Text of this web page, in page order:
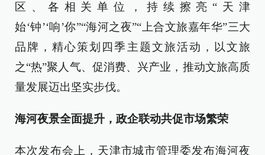
区、各相关单位，持续擦亮“天津
始‘钟’‘响’你”“海河之夜”“上合文旅嘉年华”三大
品牌，精心策划四季主题文旅活动，以文旅
之“热”聚人气、促消费、兴产业，推动文旅高质
量发展迈出坚实步伐。
海河夜景全面提升，政企联动共促市场繁荣
本次发布会上，天津市城市管理委发布海河夜